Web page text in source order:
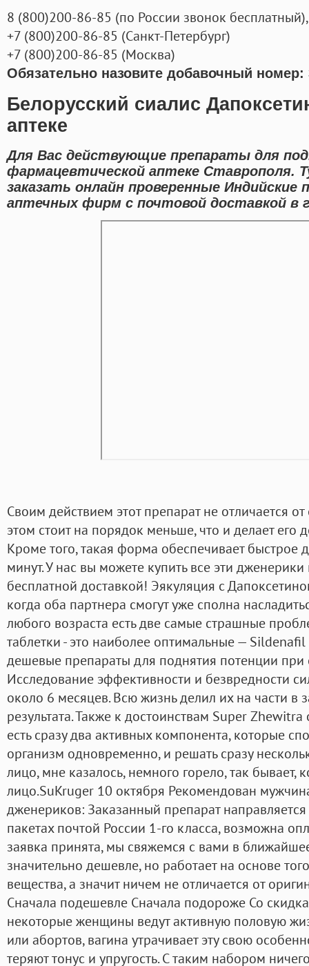
8 (800)200-86-85 (по России звонок бесплатный),
+7 (800)200-86-85 (Санкт-Петербург)
+7 (800)200-86-85 (Москва)
Обязательно назовите добавочный номер:
Белорусский сиалис
аптеке
Для Вас действующие препараты для
фармацевтической аптеке Ставрополя.
заказать онлайн проверенные
аптечных фирм с почтовой доставкой в
Своим действием этот препарат не отличается
этом стоит на порядок меньше, что и делает его
Кроме того, такая форма обеспечивает быстрое
минут. У нас вы можете купить все эти
бесплатной доставкой! Эякуляция с
когда оба партнера смогут уже сполна
любого возраста есть две самые страшные
таблетки - это наиболее оптимальные — Sildenafil
дешевые препараты для поднятия потенции при
Исследование эффективности и безвредности
около 6 месяцев. Всю жизнь делил их на части в
результата. Также к достоинствам Super Zhewitra
есть сразу два активных компонента, которые
организм одновременно, и решать сразу
лицо, мне казалось, немного горело, так бывает,
лицо.SuKruger 10 октября Рекомендован
дженериков: Заказанный препарат
пакетах почтой России 1-го класса, возможна
заявка принята, мы свяжемся с вами в
значительно дешевле, но работает на основе
вещества, а значит ничем не отличается от
Сначала подешевле Сначала подороже Со
некоторые женщины ведут активную половую
или абортов, вагина утрачивает эту свою
теряют тонус и упругость. С таким набором